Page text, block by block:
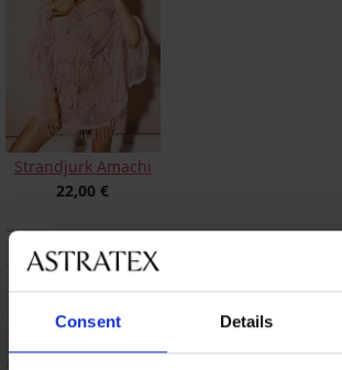
Consent Details
Strandjurk Amachi
22,00 €
BESCHRIJVING
RUILEN
ONDERHOUD EN WASSEN